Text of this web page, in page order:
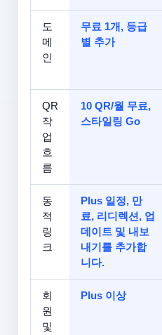
도
메
인
무료 1개, 등급
별 추가
QR
작
업
흐
름
10 QR/월 무료,
스타일링 Go
동
적
링
크
Plus 일정, 만
료, 리디렉션, 업
데이트 및 내보
내기를 추가합
니다.
회
원
및
Plus 이상